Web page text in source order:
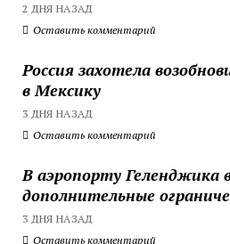
2 ДНЯ НАЗАД
Оставить комментарий
Россия захотела
в Мексику
3 ДНЯ НАЗАД
Оставить комментарий
В аэропорту Геленджика
дополнительные
3 ДНЯ НАЗАД
Оставить комментарий